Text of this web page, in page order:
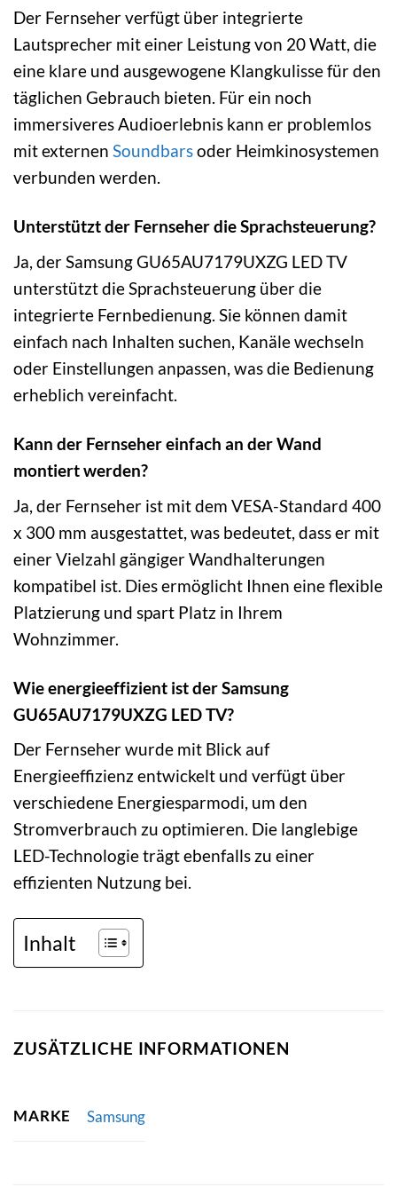
Der Fernseher verfügt über integrierte
Lautsprecher mit einer Leistung von 20 Watt, die
eine klare und ausgewogene Klangkulisse für den
täglichen Gebrauch bieten. Für ein noch
immersiveres Audioerlebnis kann er problemlos
mit externen Soundbarsoder Heimkinosystemen
verbunden werden.
Unterstützt der Fernseher die Sprachsteuerung?
Ja, der Samsung GU65AU7179UXZG LED TV
unterstützt die Sprachsteuerung über die
integrierte Fernbedienung. Sie können damit
einfach nach Inhalten suchen, Kanäle wechseln
oder Einstellungen anpassen, was die Bedienung
erheblich vereinfacht.
Kann der Fernseher einfach an der Wand
montiert werden?
Ja, der Fernseher ist mit dem VESA-Standard 400
x 300 mm ausgestattet, was bedeutet, dass er mit
einer Vielzahl gängiger Wandhalterungen
kompatibel ist. Dies ermöglicht Ihnen eine flexible
Platzierung und spart Platz in Ihrem
Wohnzimmer.
Wie energieeffizient ist der Samsung
GU65AU7179UXZG LED TV?
Der Fernseher wurde mit Blick auf
Energieeffizienz entwickelt und verfügt über
verschiedene Energiesparmodi, um den
Stromverbrauch zu optimieren. Die langlebige
LED-Technologie trägt ebenfalls zu einer
effizienten Nutzung bei.
Inhalt
ZUSÄTZLICHE INFORMATIONEN
MARKE Samsung